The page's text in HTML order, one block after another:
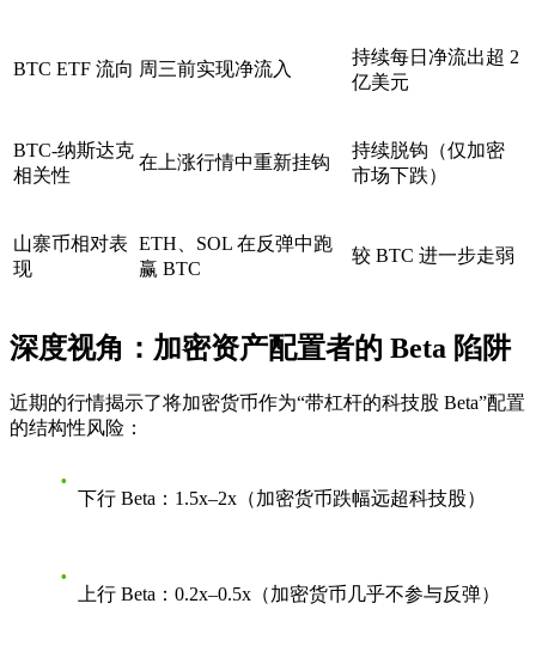
BTC ETF 流向 周三前实现净流入
持续每日净流出超 2
亿美元
BTC-纳斯达克
相关性
在上涨行情中重新挂钩
持续脱钩（仅加密
市场下跌）
山寨币相对表
现
ETH、SOL 在反弹中跑
赢 BTC
较 BTC 进一步走弱
深度视角：加密资产配置者的 Beta 陷阱
近期的行情揭示了将加密货币作为“带杠杆的科技股 Beta”配置
的结构性风险：
下行 Beta ：1.5x–2x（加密货币跌幅远超科技股）
上行 Beta ：0.2x–0.5x（加密货币几乎不参与反弹）